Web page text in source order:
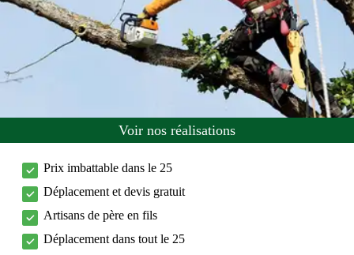
Voir nos réalisations
Prix imbattable dans le 25
Déplacement et devis gratuit
Artisans de père en fils
Déplacement dans tout le 25